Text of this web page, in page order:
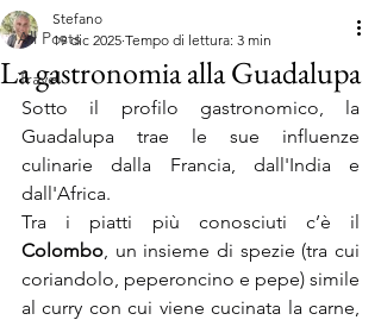
All Posts
Travel
La gastronomia alla Guadalupa
Stefano
19 dic 2025 Tempo di lettura: 3 min
Sotto il profilo gastronomico, la
Guadalupa trae le sue influenze
culinarie dalla Francia, dall'India e
dall'Africa.
Colombo, un insieme di spezie (tra cui
coriandolo, peperoncino e pepe) simile
al curry con cui viene cucinata la carne,